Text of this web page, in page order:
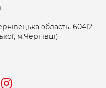
область, 60412
м.Чернівці)